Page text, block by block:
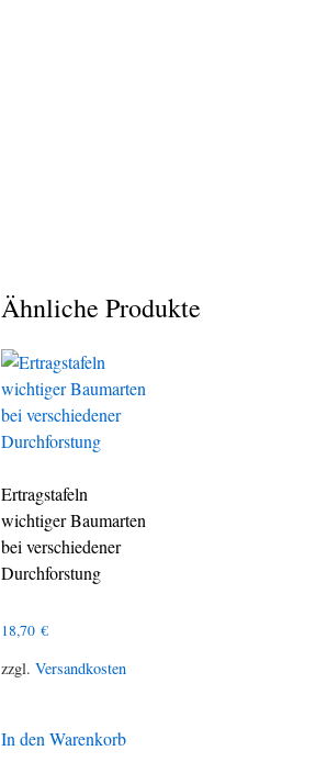
Ähnliche Produkte
Ertragstafeln
wichtiger Baumarten
bei verschiedener
Durchforstung
18,70 €
zzgl. Versandkosten
In den Warenkorb